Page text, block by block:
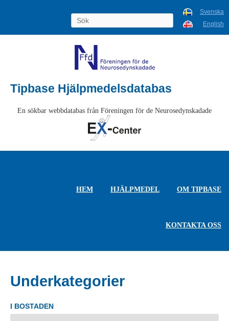
Svenska
English
Tipbase Hjälpmedelsdatabas
En sökbar webbdatabas från Föreningen för de Neurosedynskadade
HEM HJÄLPMEDEL OM TIPBASE
KONTAKTA OSS
Underkategorier
I BOSTADEN